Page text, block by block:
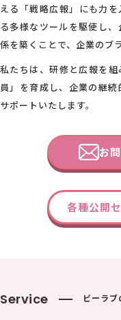
える「戦略広報」にも力
る多様なツールを駆使し
係を築くことで、企業のブ
私たちは、研修と広報を
員」を育成し、企業の継
サポートいたします。
お
各種公開
Service ビーラブ